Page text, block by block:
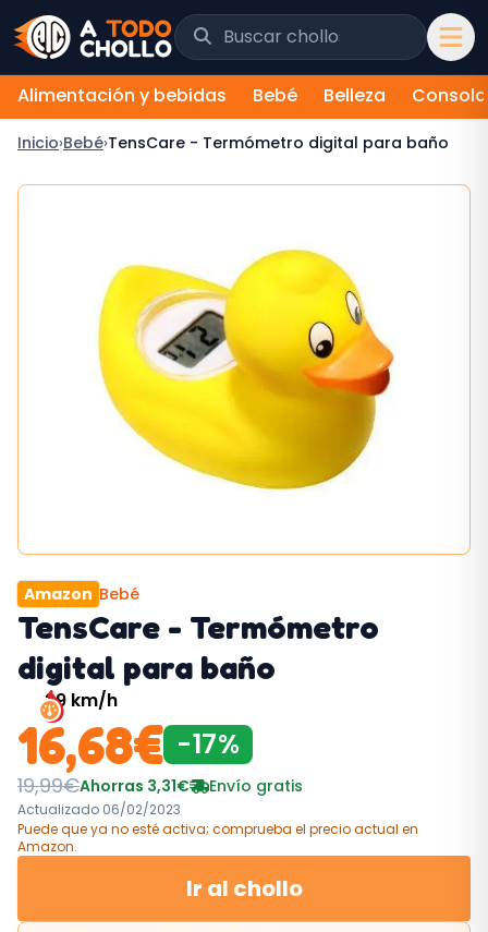
Saltar al contenido
Buscar chollos y tiendas
Alimentación y bebidas Bebé Belleza
Inicio›Bebé›TensCare - Termómetro digital para baño
Amazon Bebé
TensCare - Termómetro
digital para baño
29 km/h
16,68€ -17%
19,99€Ahorras 3,31€ Envío gratis
Actualizado 06/02/2023
Puede que ya no esté activa; comprueba el precio actual en
Amazon.
Ir al chollo